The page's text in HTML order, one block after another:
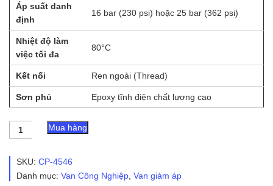
Áp suất danh
định
16 bar (230 psi) hoặc 25 bar (362 psi)
Nhiệt độ làm
việc tối đa
80°C
Kết nối Ren ngoài (Thread)
Sơn phủ Epoxy tĩnh điện chất lượng cao
Van
góc
áp
Model
Mua hàng
SKU: CP-4546
Danh mục: Van Công Nghiệp, Van giảm áp